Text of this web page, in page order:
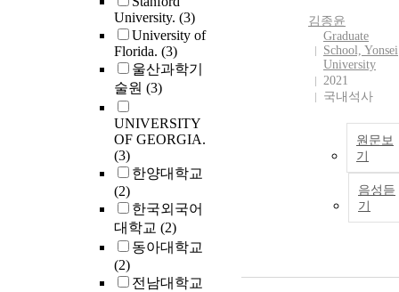
University. (3)
University of
Florida. (3)
울산과학기
술원 (3)
UNIVERSITY
OF GEORGIA.
(3)
한양대학교
(2)
한국외국어
대학교 (2)
동아대학교
(2)
전남대학교
김종윤
Graduate
School, Yonsei
University
2021
국내석사
원문보
기
음성듣
기